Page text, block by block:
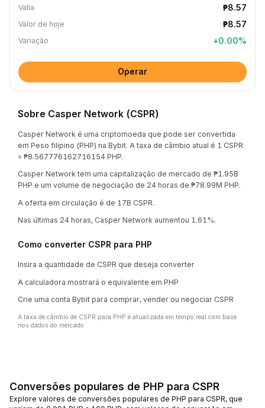
Valia ₱8.57
Valor de hoje ₱8.57
Variação +0.00%
Operar
Sobre Casper Network (CSPR)
Casper Network é uma criptomoeda que pode ser convertida
em Peso filipino (PHP) na Bybit. A taxa de câmbio atual é 1 CSPR
= ₱8.567776162716154 PHP.
Casper Network tem uma capitalização de mercado de ₱1.95B
PHP e um volume de negociação de 24 horas de ₱78.99M PHP.
A oferta em circulação é de 17B CSPR.
Nas últimas 24 horas, Casper Network aumentou 1.61%.
Como converter CSPR para PHP
Insira a quantidade de CSPR que deseja converter
A calculadora mostrará o equivalente em PHP
Crie uma conta Bybit para comprar, vender ou negociar CSPR
A taxa de câmbio de CSPR para PHP é atualizada em tempo real com base
nos dados do mercado.
Conversões populares de PHP para CSPR
Explore valores de conversões populares de PHP para CSPR, que